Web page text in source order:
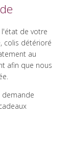
l'état de votre
colis détérioré
au
afin que nous